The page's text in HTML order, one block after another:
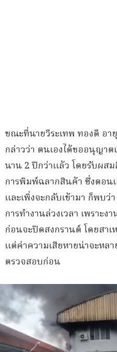
ขณะที่นายวีระเทพ ทองดี อา
กล่าวว่า ตนเองได้ขออนุญาต
นาน 2 ปีกว่าแล้ว โดยรับผส
การพิมพ์ฉลากสินค้า ซึ่งตอน
และเพิ่งจะกลับเข้ามา ก็พบ
การทำงานล่วงเวลา เพราะง
ก่อนจะปิดสงกรานต์ โดยสาเ
แต่ค่าความเสียหายน่าจะหล
ตรวจสอบก่อน